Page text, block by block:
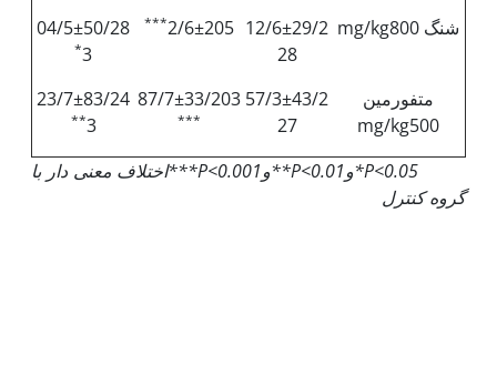
شنگ mg/kg800
12/6±29/2
28
2/6±205
***
04/5±50/28
3
*
متفورمین
mg/kg500
57/3±43/2
27
87/7±33/203
***
23/7±83/24
3
**
P<0.05*وP<0.01**وP<0.001***اختلاف معنی دار با
گروه کنترل